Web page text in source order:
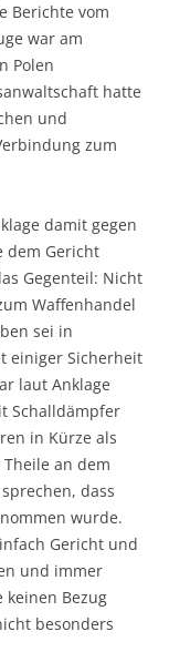
Berichte vom
war am
Polen
hatte
und
zum
damit gegen
dem Gericht
Gegenteil: Nicht
Waffenhandel
sei in
einiger Sicherheit
laut Anklage
Schalldämpfer
in Kürze als
an dem
dass
wurde.
Gericht und
und immer
Bezug
besonders